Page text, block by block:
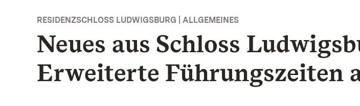
RESIDENZSCHLOSS LUDWIGSBURG | ALLGEMEINES
Neues aus Schloss
Erweiterte Führungszeiten